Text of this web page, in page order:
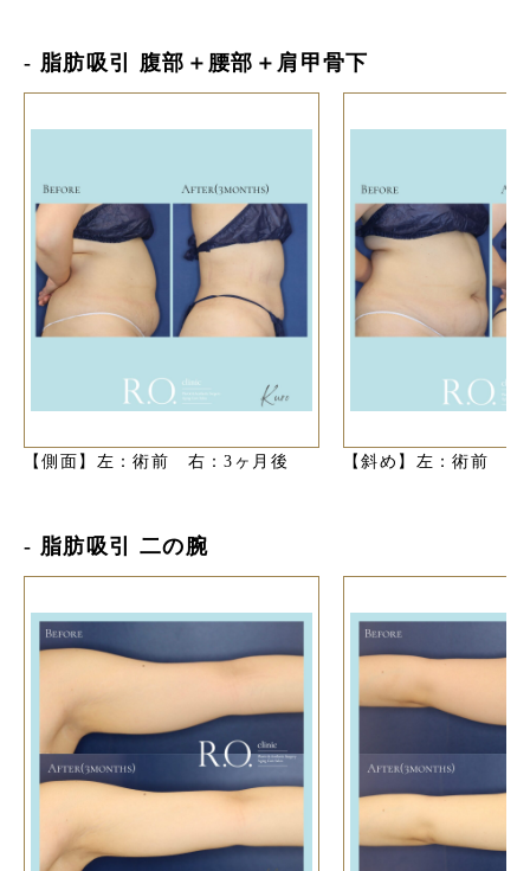
- 脂肪吸引 腹部＋腰部＋肩甲骨下
【側面】左：術前 右：3ヶ月後 【斜め】左：術前 右
- 脂肪吸引 二の腕